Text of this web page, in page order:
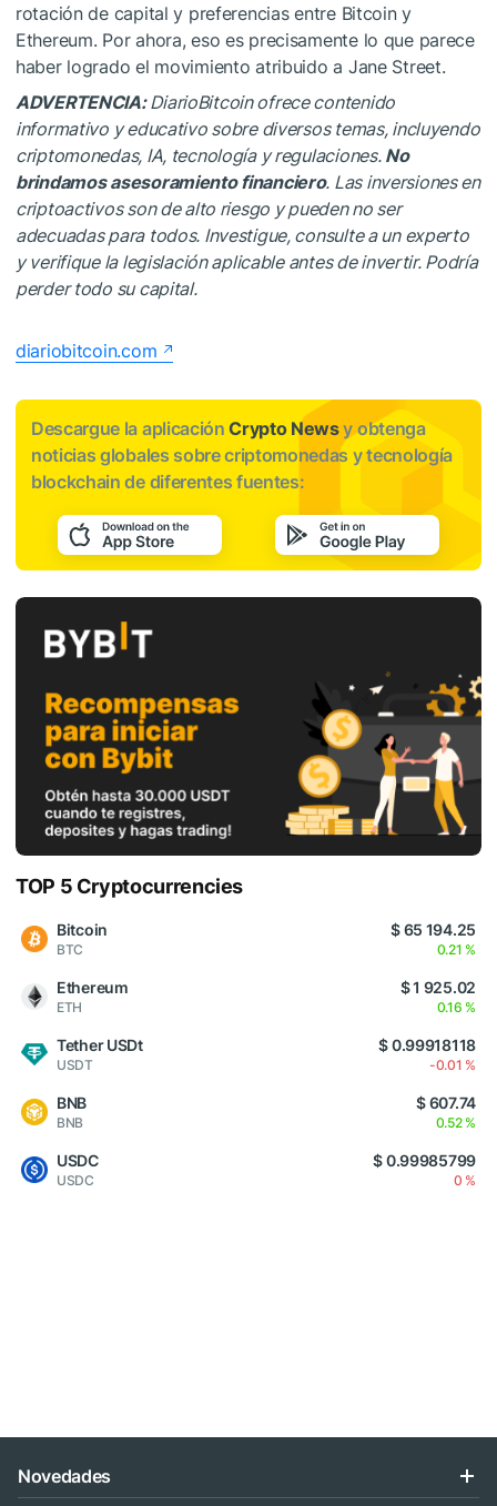
rotación de capital y preferencias entre Bitcoin y
Ethereum. Por ahora, eso es precisamente lo que parece
haber logrado el movimiento atribuido a Jane Street.
ADVERTENCIA:DiarioBitcoin ofrece contenido
informativo y educativo sobre diversos temas, incluyendo
criptomonedas, IA, tecnología y regulaciones. No
brindamos asesoramiento financiero. Las inversiones en
criptoactivos son de alto riesgo y pueden no ser
adecuadas para todos. Investigue, consulte a un experto
y verifique la legislación aplicable antes de invertir. Podría
perder todo su capital.
diariobitcoin.com
Descargue la aplicaciónCrypto Newsy obtenga
noticias globales sobre criptomonedas y tecnología
blockchain de diferentes fuentes:
TOP 5 Cryptocurrencies
Bitcoin
BTC
$ 65 194.25
0.21 %
Ethereum
ETH
$ 1 925.02
0.16 %
Tether USDt
USDT
$ 0.99918118
-0.01 %
BNB
BNB
$ 607.74
0.52 %
USDC
USDC
$ 0.99985799
0 %
Novedades